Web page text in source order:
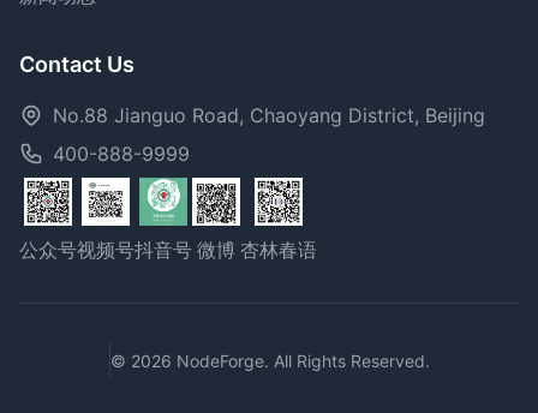
Contact Us
No.88 Jianguo Road, Chaoyang District, Beijing
400-888-9999
公众号视频号抖音号 微博 杏林春语
© 2026 NodeForge. All Rights Reserved.